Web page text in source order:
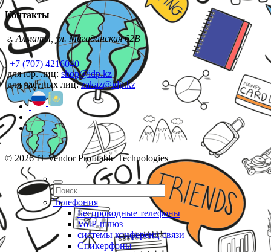
Контакты
г. Алматы, ул. Магаданская 62В
+7 (707) 4216040
для юр. лиц: shop@idp.kz
для частных лиц:zakaz@idp.kz
© 2026 IT Vendor Profitable Technologies
Телефония
Беспроводные телефоны
VoIP-шлюз
системы конференц связи
Спикерфоны